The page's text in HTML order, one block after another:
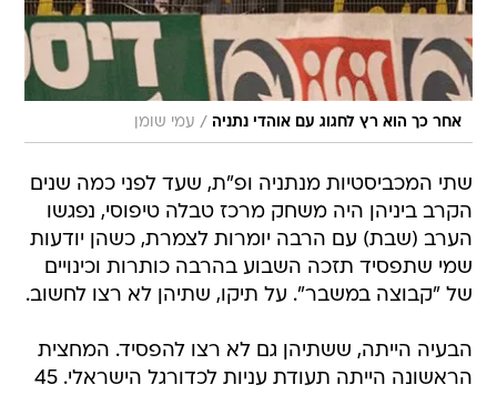
אחר כך הוא רץ לחגוג עם אוהדי נתניה / עמי שומן
שתי המכביסטיות מנתניה ופ"ת, שעד לפני כמה שנים
הקרב ביניהן היה משחק מרכז טבלה טיפוסי, נפגשו
הערב (שבת) עם הרבה יומרות לצמרת, כשהן יודעות
שמי שתפסיד תזכה השבוע בהרבה כותרות וכינויים
של "קבוצה במשבר". על תיקו, שתיהן לא רצו לחשוב.
הבעיה הייתה, ששתיהן גם לא רצו להפסיד. המחצית
הראשונה הייתה תעודת עניות לכדורגל הישראלי. 45